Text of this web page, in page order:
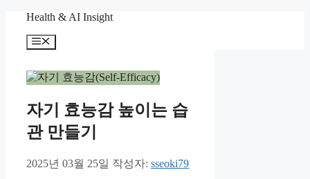
Health & AI Insight
메
자기 효능감 높이는 습
관 만들기
2025년 03월 25일 작성자: sseoki79